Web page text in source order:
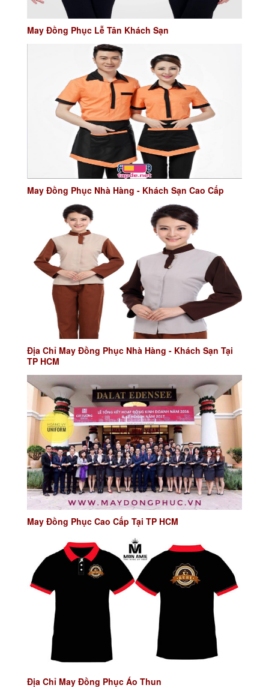
May Đồng Phục Lễ Tân Khách Sạn
May Đồng Phục Nhà Hàng - Khách Sạn Cao Cấp
Địa Chỉ May Đồng Phục Nhà Hàng - Khách Sạn Tại
TP HCM
May Đồng Phục Cao Cấp Tại TP HCM
Địa Chỉ May Đồng Phục Áo Thun